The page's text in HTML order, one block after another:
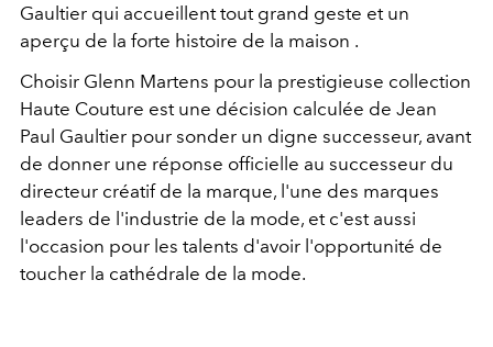
Gaultier qui accueillent tout grand geste et un
aperçu de la forte histoire de la maison .
Choisir Glenn Martens pour la prestigieuse collection
Haute Couture est une décision calculée de Jean
Paul Gaultier pour sonder un digne successeur, avant
de donner une réponse officielle au successeur du
directeur créatif de la marque, l'une des marques
leaders de l'industrie de la mode, et c'est aussi
l'occasion pour les talents d'avoir l'opportunité de
toucher la cathédrale de la mode.